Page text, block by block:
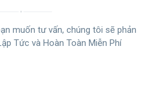
muốn tư vấn, chúng tôi sẽ phản
Tức và Hoàn Toàn Miễn Phí